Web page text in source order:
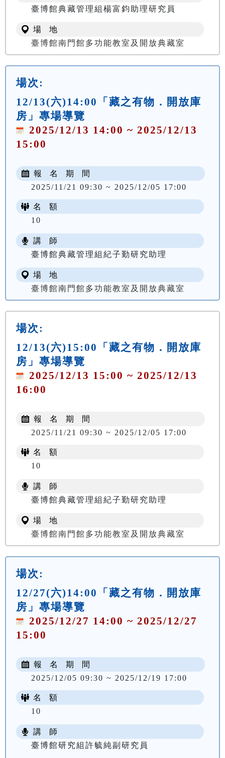
臺博館典藏管理組楊富鈞助理研究員
場 地
臺博館南門館多功能教室及開放典藏室
場次:
12/13(六)14:00「藏之有物．開放庫
房」專場導覽
2025/12/13 14:00 ~ 2025/12/13
15:00
報 名 期 間
2025/11/21 09:30 ~ 2025/12/05 17:00
名 額
10
講 師
臺博館典藏管理組紀子勤研究助理
場 地
臺博館南門館多功能教室及開放典藏室
場次:
12/13(六)15:00「藏之有物．開放庫
房」專場導覽
2025/12/13 15:00 ~ 2025/12/13
16:00
報 名 期 間
2025/11/21 09:30 ~ 2025/12/05 17:00
名 額
10
講 師
臺博館典藏管理組紀子勤研究助理
場 地
臺博館南門館多功能教室及開放典藏室
場次:
12/27(六)14:00「藏之有物．開放庫
房」專場導覽
2025/12/27 14:00 ~ 2025/12/27
15:00
報 名 期 間
2025/12/05 09:30 ~ 2025/12/19 17:00
名 額
10
講 師
臺博館研究組許毓純副研究員